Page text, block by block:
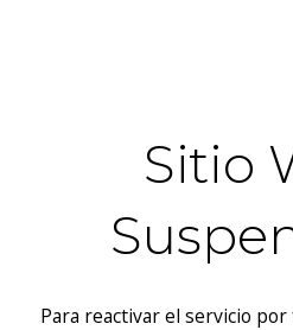
Sitio
Para reactivar el servicio